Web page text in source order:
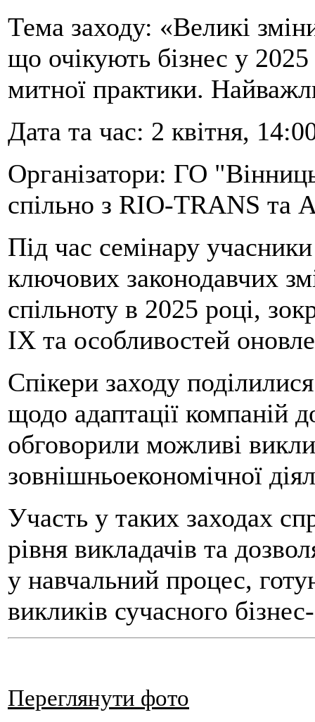
Тема заходу: «Великі
що очікують бізнес у
митної практики.
Дата та час: 2 квітня,
Організатори: ГО
спільно з RIO-TRANS та
Під час семінару
ключових законодавчих
спільноту в 2025 році,
ІХ та особливостей
Спікери заходу
щодо адаптації компаній
обговорили можливі
зовнішньоекономічної
Участь у таких заходах
рівня викладачів та
у навчальний процес,
викликів сучасного
Переглянути фото